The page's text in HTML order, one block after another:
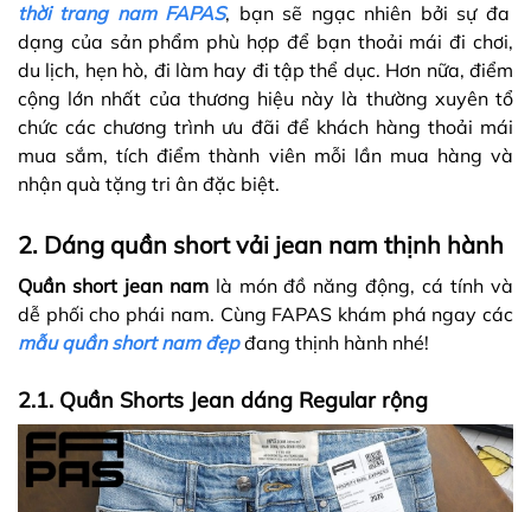
thời trang nam FAPAS, bạn sẽ ngạc nhiên bởi sự đa
dạng của sản phẩm phù hợp để bạn thoải mái đi chơi,
du lịch, hẹn hò, đi làm hay đi tập thể dục. Hơn nữa, điểm
cộng lớn nhất của thương hiệu này là thường xuyên tổ
chức các chương trình ưu đãi để khách hàng thoải mái
mua sắm, tích điểm thành viên mỗi lần mua hàng và
nhận quà tặng tri ân đặc biệt.
2. Dáng quần short vải jean nam thịnh hành
Quần short jean namlà món đồ năng động, cá tính và
dễ phối cho phái nam. Cùng FAPAS khám phá ngay các
mẫu quần short nam đẹpđang thịnh hành nhé!
2.1. Quần Shorts Jean dáng Regular rộng